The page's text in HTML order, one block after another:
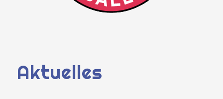
Aktuelles